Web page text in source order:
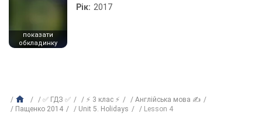
показати
обкладинку
Рік: 2017
✅ ГДЗ ✅ ⚡ 3 клас ⚡
Англійська мова ✍
Пащенко 2014
Unit 5. Holidays Lesson 4